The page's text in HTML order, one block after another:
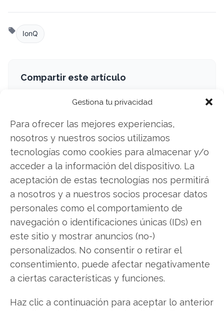
Gestiona tu privacidad
Para ofrecer las mejores experiencias,
nosotros y nuestros socios utilizamos
tecnologías como cookies para almacenar y/o
acceder a la información del dispositivo. La
aceptación de estas tecnologías nos permitirá
a nosotros y a nuestros socios procesar datos
personales como el comportamiento de
navegación o identificaciones únicas (IDs) en
este sitio y mostrar anuncios (no-)
personalizados. No consentir o retirar el
consentimiento, puede afectar negativamente
a ciertas características y funciones.
Haz clic a continuación para aceptar lo anterior
IonQ
Compartir este artículo
Twitter
Facebook
LinkedIn
Copiar enlace
SOBRE EL AUTOR
Carmen Ruiz López
Periodista especializada en tecnología y